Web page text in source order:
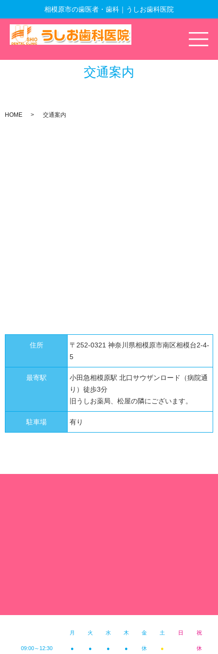
相模原市の歯医者・歯科｜うしお歯科医院
交通案内
HOME 交通案内
住所
〒252-0321 神奈川県相模原市南区相模台2-4-
5
最寄駅
小田急相模原駅 北口サウザンロード（病院通
り）徒歩3分
旧うしお薬局、松屋の隣にございます。
駐車場 有り
月 火 水 木 金 土 日 祝
09:00～12:30 ● ● ● ● 休 ● 休